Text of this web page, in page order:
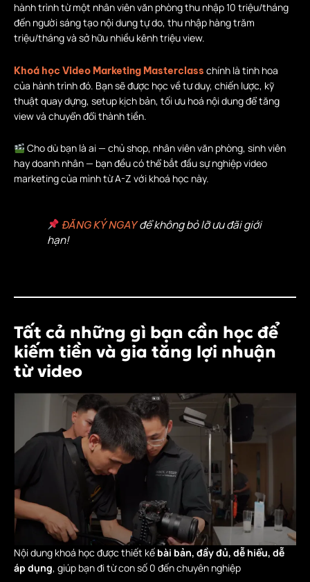
hành trình từ một nhân viên văn phòng thu nhập 10 triệu/tháng
đến người sáng tạo nội dung tự do, thu nhập hàng trăm
triệu/tháng và sở hữu nhiều kênh triệu view.
Khoá học Video Marketing Masterclass chính là tinh hoa
của hành trình đó. Bạn sẽ được học về tư duy, chiến lược, kỹ
thuật quay dựng, setup kịch bản, tối ưu hoá nội dung để tăng
view và chuyển đổi thành tiền.
Cho dù bạn là ai — chủ shop, nhân viên văn phòng, sinh viên
hay doanh nhân — bạn đều có thể bắt đầu sự nghiệp video
marketing của mình từ A-Z với khoá học này.
ĐĂNG KÝ NGAYđể không bỏ lỡ ưu đãi giới
hạn!
Tất cả những gì bạn cần học để
kiếm tiền và gia tăng lợi nhuận
từ video
Nội dung khoá học được thiết kế bài bản, đầy đủ, dễ hiểu, dễ
áp dụng, giúp bạn đi từ con số 0 đến chuyên nghiệp